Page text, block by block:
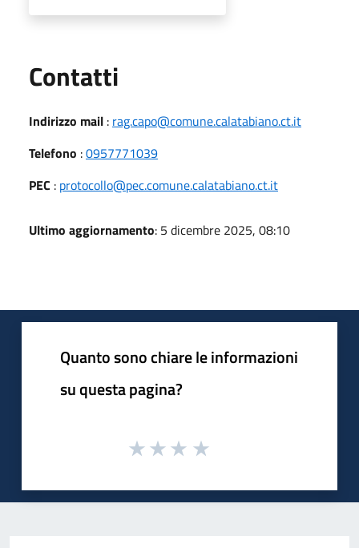
Contatti
Indirizzo mail : rag.capo@comune.calatabiano.ct.it
Telefono :0957771039
PEC : protocollo@pec.comune.calatabiano.ct.it
Ultimo aggiornamento: 5 dicembre 2025, 08:10
Quanto sono chiare le informazioni
su questa pagina?